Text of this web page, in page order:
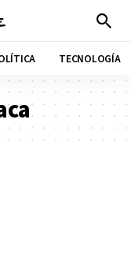
TECNOLOGÍA